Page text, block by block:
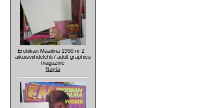
Erotiikan Maailma 1990 nr 2 -
aikuisviihdelehti / adult graphics
magazine
Näytä